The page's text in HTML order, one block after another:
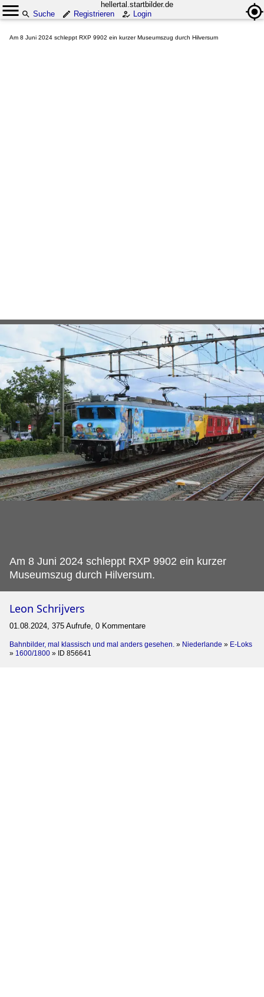
hellertal.startbilder.de
Suche
Registrieren Login
Am 8 Juni 2024 schleppt RXP 9902 ein kurzer Museumszug durch Hilversum
Am 8 Juni 2024 schleppt RXP 9902 ein kurzer
Museumszug durch Hilversum.
Leon Schrijvers
01.08.2024, 375 Aufrufe, 0 Kommentare
Bahnbilder, mal klassisch und mal anders gesehen. » Niederlande » E-Loks
» 1600/1800 » ID 856641